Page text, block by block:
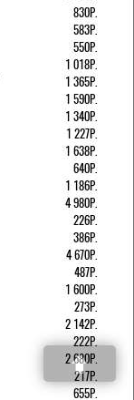
830Р.
583Р.
550Р.
1 018Р.
1 365Р.
1 590Р.
1 340Р.
1 227Р.
1 638Р.
640Р.
1 186Р.
4 980Р.
226Р.
386Р.
4 670Р.
487Р.
1 600Р.
273Р.
2 142Р.
222Р.
2 680Р.
217Р.
655Р.